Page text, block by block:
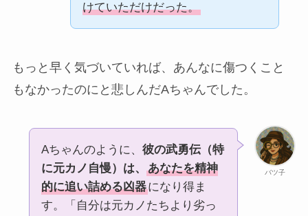
けていただけだった。
もっと早く気づいていれば、あんなに傷つくこと
もなかったのにと悲しんだAちゃんでした。
バツ子
Aちゃんのように、 彼の武勇伝（特
に元カノ自慢）は、
あなたを精神
的に追い詰める凶器になり得ま
す。「自分は元カノたちより劣っ